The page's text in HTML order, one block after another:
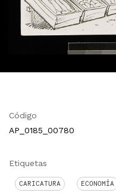
Código
AP_0185_00780
Etiquetas
CARICATURA ECONOMÍA